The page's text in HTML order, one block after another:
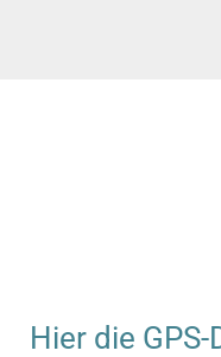
Hier die